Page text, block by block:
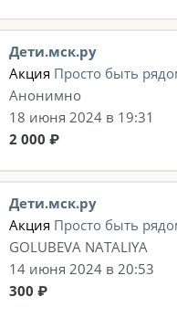
Дети.мск.ру
Акция Просто быть
Анонимно
18 июня 2024 в 19:31
2 000 ₽
Дети.мск.ру
Акция Просто быть
GOLUBEVA NATALIYA
14 июня 2024 в 20:53
300 ₽